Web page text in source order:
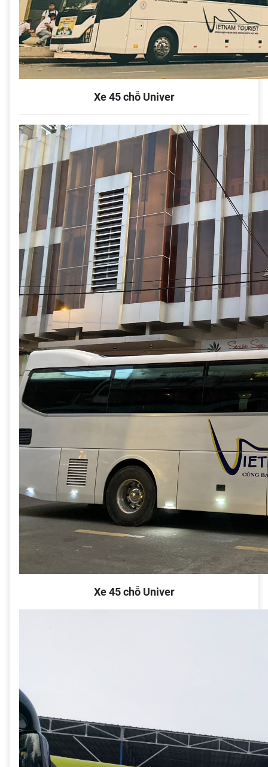
Xe 45 chỗ Univer
Xe 45 chỗ Univer